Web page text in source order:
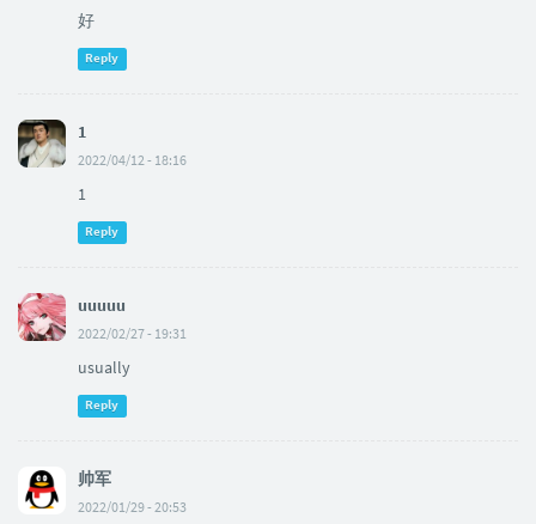
好
Reply
1
2022/04/12 - 18:16
1
Reply
uuuuu
2022/02/27 - 19:31
usually
Reply
帅军
2022/01/29 - 20:53